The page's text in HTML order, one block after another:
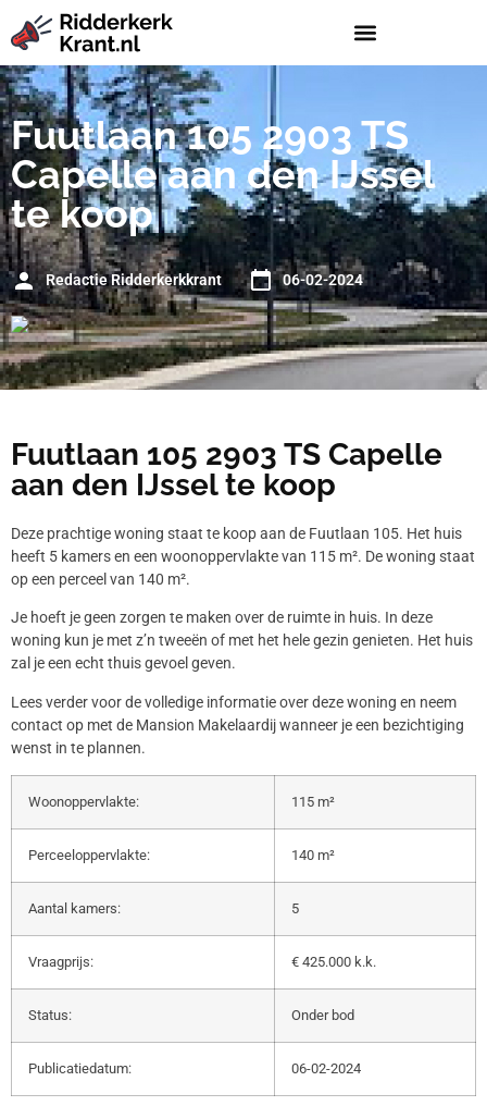
Fuutlaan 105 2903 TS
Capelle aan den IJssel
te koop
Redactie Ridderkerkkrant 06-02-2024
Fuutlaan 105 2903 TS Capelle
aan den IJssel te koop
Deze prachtige woning staat te koop aan de Fuutlaan 105. Het huis
heeft 5 kamers en een woonoppervlakte van 115 m². De woning staat
op een perceel van 140 m².
Je hoeft je geen zorgen te maken over de ruimte in huis. In deze
woning kun je met z’n tweeën of met het hele gezin genieten. Het huis
zal je een echt thuis gevoel geven.
Lees verder voor de volledige informatie over deze woning en neem
contact op met de Mansion Makelaardij wanneer je een bezichtiging
wenst in te plannen.
Woonoppervlakte: 115 m²
Perceeloppervlakte: 140 m²
Aantal kamers: 5
Vraagprijs: € 425.000 k.k.
Status: Onder bod
Publicatiedatum: 06-02-2024